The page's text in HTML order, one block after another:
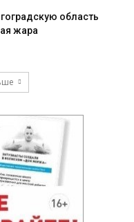
область
жара